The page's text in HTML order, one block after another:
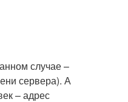
случае –
сервера). А
– адрес